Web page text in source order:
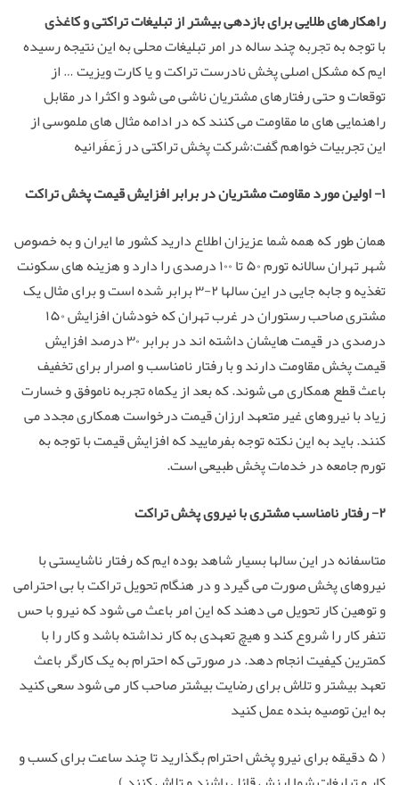
راهکارهای طلایی برای بازدهی بیشتر از تبلیغات تراکتی و کاغذی
با توجه به تجربه چند ساله در امر تبلیغات محلی به این نتیجه رسیده
ایم که مشکل اصلی پخش نادرست تراکت و یا کارت ویزیت … از
توقعات و حتی رفتارهای مشتریان ناشی می شود و اکثرا در مقابل
راهنمایی های ما مقاومت می کنند که در ادامه مثال های ملموسی از
این تجربیات خواهم گفت:شرکت پخش تراکتی در زَعفَرانیه
۱- اولین مورد مقاومت مشتریان در برابر افزایش قیمت پخش تراکت
همان طور که همه شما عزیزان اطلاع دارید کشور ما ایران و به خصوص
شهر تهران سالانه تورم ۵۰ تا ۱۰۰ درصدی را دارد و هزینه های سکونت
تغذیه و جابه جایی در این سالها ۲-۳ برابر شده است و برای مثال یک
مشتری صاحب رستوران در غرب تهران که خودشان افزایش ۱۵۰
درصدی در قیمت هایشان داشته اند در برابر ۳۰ درصد افزایش
قیمت پخش مقاومت دارند و با رفتار نامناسب و اصرار برای تخفیف
باعث قطع همکاری می شوند. که بعد از یکماه تجربه ناموفق و خسارت
زیاد با نیروهای غیر متعهد ارزان قیمت درخواست همکاری مجدد می
کنند. باید به این نکته توجه بفرمایید که افزایش قیمت با توجه به
تورم جامعه در خدمات پخش طبیعی است.
۲- رفتار نامناسب مشتری با نیروی پخش تراکت
متاسفانه در این سالها بسیار شاهد بوده ایم که رفتار ناشایستی با
نیروهای پخش صورت می گیرد و در هنگام تحویل تراکت با بی احترامی
و توهین کار تحویل می دهند که این امر باعث می شود که نیرو با حس
تنفر کار را شروع کند و هیچ تعهدی به کار نداشته باشد و کار را با
کمترین کیفیت انجام دهد. در صورتی که احترام به یک کارگر باعث
تعهد بیشتر و تلاش برای رضایت بیشتر صاحب کار می شود سعی کنید
به این توصیه بنده عمل کنید
( ۵ دقیقه برای نیرو پخش احترام بگذارید تا چند ساعت برای کسب و